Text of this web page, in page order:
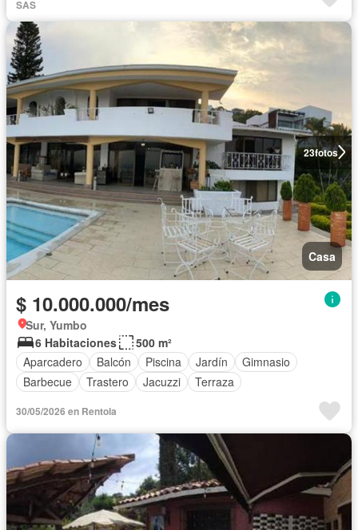
SAS
23fotos
Casa
$ 10.000.000/mes
Sur, Yumbo
6 Habitaciones
500 m²
Aparcadero
Balcón Piscina Jardín
Gimnasio
Barbecue
Trastero Jacuzzi Terraza
30/05/2026 en Rentola